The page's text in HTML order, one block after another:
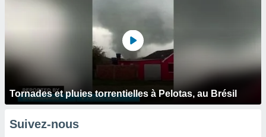
Tornades et pluies torrentielles à Pelotas, au Brésil
Suivez-nous